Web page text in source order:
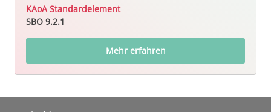
KAoA Standardelement
SBO 9.2.1
Mehr erfahren